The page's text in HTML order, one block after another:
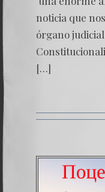
noticia que
órgano
[…]